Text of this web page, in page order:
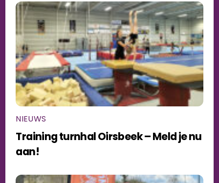
NIEUWS
Training turnhal Oirsbeek – Meld je nu
aan!